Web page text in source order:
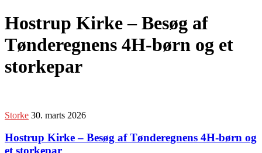
Hostrup Kirke – Besøg af
Tønderegnens 4H-børn og et
storkepar
Storke 30. marts 2026
Hostrup Kirke – Besøg af Tønderegnens 4H-børn og